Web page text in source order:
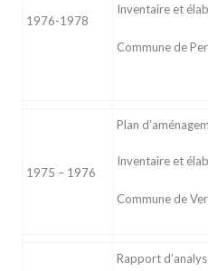
1976-1978
Inventaire et
Commune de
1975 – 1976
Plan
Inventaire et
Commune de
Rapport